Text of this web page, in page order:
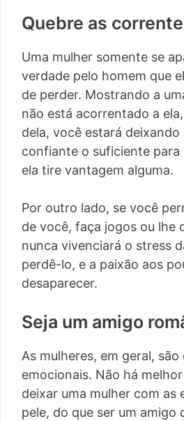
Quebre as
Uma mulher somente se
verdade pelo homem que
de perder. Mostrando a
não está acorrentado a
dela, você estará deixando
confiante o suficiente
ela tire vantagem alguma.
Por outro lado, se você
de você, faça jogos ou lhe
nunca vivenciará o stress
perdê-lo, e a paixão aos
desaparecer.
Seja um amigo
As mulheres, em geral,
emocionais. Não há
deixar uma mulher com as
pele, do que ser um amigo